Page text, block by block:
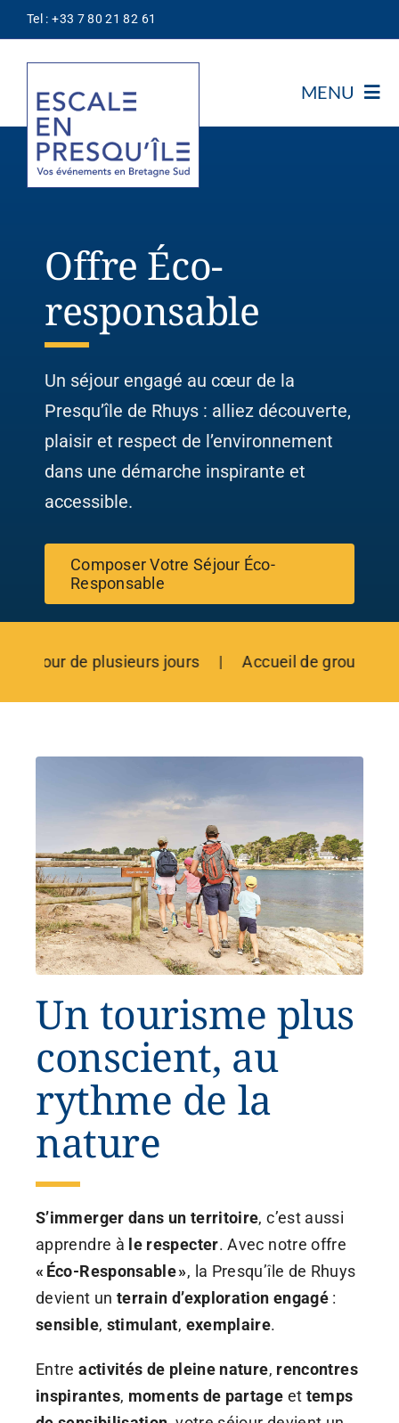
Passer
au
contenu
Tel : +33 7 80 21 82 61
MENU
Notre Association
Les Prestataires
Nos Offres
Thématiques
Cas Clients
Offre Éco-
responsable
Un séjour engagé au cœur de la
Presqu’île de Rhuys : alliez découverte,
plaisir et respect de l’environnement
dans une démarche inspirante et
accessible.
Composer Votre Séjour Éco-
Responsable
de plusieurs jours | Accueil de groupes de
Un tourisme plus
conscient, au
rythme de la
nature
S’immerger dans un territoire, c’est aussi
apprendre à le respecter. Avec notre offre
« Éco-Responsable », la Presqu’île de Rhuys
devient un terrain d’exploration engagé :
sensible, stimulant, exemplaire.
Entreactivités de pleine nature, rencontres
inspirantes, moments de partage et temps